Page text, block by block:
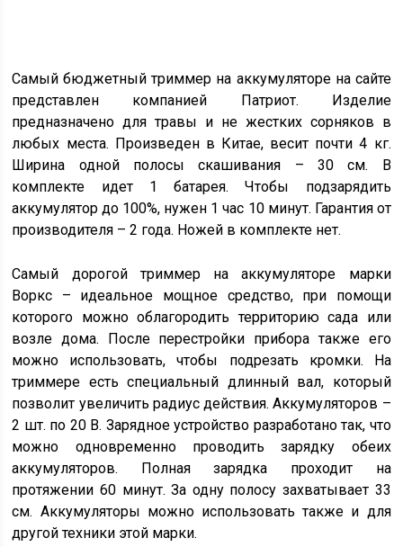
Самый бюджетный триммер на аккумуляторе на сайте
представлен компанией Патриот. Изделие
предназначено для травы и не жестких сорняков в
любых места. Произведен в Китае, весит почти 4 кг.
Ширина одной полосы скашивания – 30 см. В
комплекте идет 1 батарея. Чтобы подзарядить
аккумулятор до 100%, нужен 1 час 10 минут. Гарантия от
производителя – 2 года. Ножей в комплекте нет.
Самый дорогой триммер на аккумуляторе марки
Воркс – идеальное мощное средство, при помощи
которого можно облагородить территорию сада или
возле дома. После перестройки прибора также его
можно использовать, чтобы подрезать кромки. На
триммере есть специальный длинный вал, который
позволит увеличить радиус действия. Аккумуляторов –
2 шт. по 20 В. Зарядное устройство разработано так, что
можно одновременно проводить зарядку обеих
аккумуляторов. Полная зарядка проходит на
протяжении 60 минут. За одну полосу захватывает 33
см. Аккумуляторы можно использовать также и для
другой техники этой марки.